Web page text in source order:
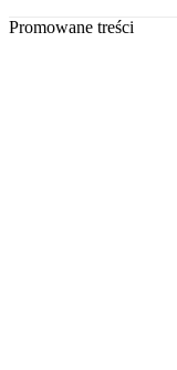
Promowane treści